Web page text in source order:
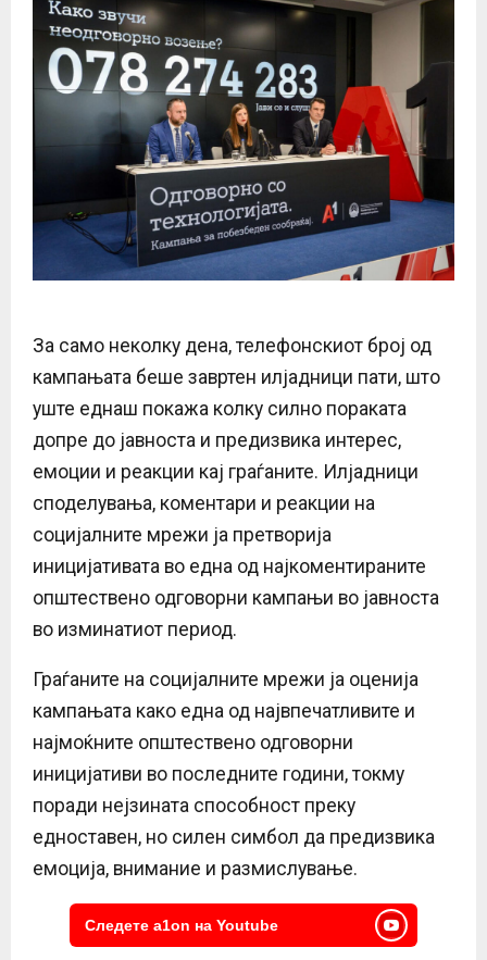
За само неколку дена, телефонскиот број од
кампањата беше завртен илјадници пати, што
уште еднаш покажа колку силно пораката
допре до јавноста и предизвика интерес,
емоции и реакции кај граѓаните. Илјадници
споделувања, коментари и реакции на
социјалните мрежи ја претворија
иницијативата во една од најкоментираните
општествено одговорни кампањи во јавноста
во изминатиот период.
Граѓаните на социјалните мрежи ја оценија
кампањата како една од највпечатливите и
најмоќните општествено одговорни
иницијативи во последните години, токму
поради нејзината способност преку
едноставен, но силен симбол да предизвика
емоција, внимание и размислување.
Следете a1on на Youtube